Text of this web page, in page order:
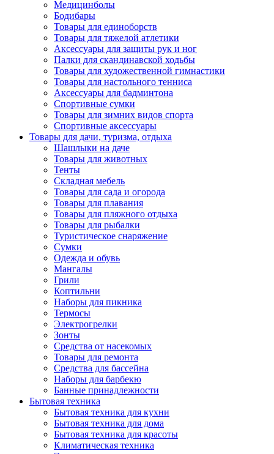
Медицинболы
Бодибары
Товары для единоборств
Товары для тяжелой атлетики
Аксессуары для защиты рук и ног
Палки для скандинавской ходьбы
Товары для художественной гимнастики
Товары для настольного тенниса
Аксессуары для бадминтона
Спортивные сумки
Товары для зимних видов спорта
Спортивные аксессуары
Товары для дачи, туризма, отдыха
Шашлыки на даче
Товары для животных
Тенты
Складная мебель
Товары для сада и огорода
Товары для плавания
Товары для пляжного отдыха
Товары для рыбалки
Туристическое снаряжение
Сумки
Одежда и обувь
Мангалы
Грили
Коптильни
Наборы для пикника
Термосы
Электрогрелки
Зонты
Средства от насекомых
Товары для ремонта
Средства для бассейна
Наборы для барбекю
Банные принадлежности
Бытовая техника
Бытовая техника для кухни
Бытовая техника для дома
Бытовая техника для красоты
Климатическая техника